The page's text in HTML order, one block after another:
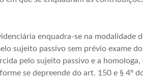
enquadra-se na modalidade
sujeito passivo sem prévio exame
pelo sujeito passivo e a homologa,
se depreende do art. 150 e § 4º